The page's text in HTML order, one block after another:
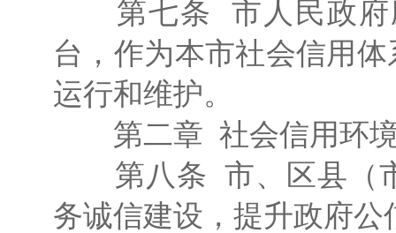
第七条 市人民政府
台，作为本市社会信用
运行和维护。
第二章 社会信用环
第八条 市、区县（市
务诚信建设，提升政府公